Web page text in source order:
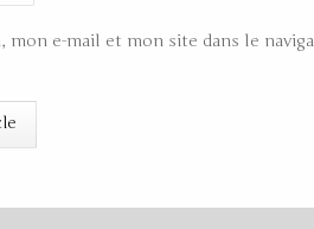
mon e-mail et mon site dans le